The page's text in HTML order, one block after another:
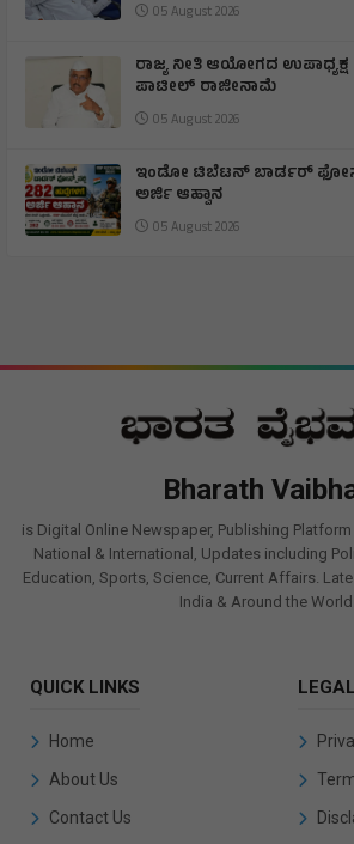
05 August 2026
ರಾಜ್ಯ ನೀತಿ ಆಯೋಗದ ಉಪಾಧ್ಯಕ್ಷ
ಪಾಟೀಲ್ ರಾಜೀನಾಮೆ
05 August 2026
ಇಂಡೋ ಟಿಬೆಟನ್‌ ಬಾರ್ಡರ್‌ ಫೋರ್ಸ್‌
ಅರ್ಜಿ ಆಹ್ವಾನ
05 August 2026
Bharath
is Digital Online Newspaper, Publishing Platform
National & International, Updates including
Education, Sports, Science, Current Affairs.
India & Around the World.
QUICK LINKS
Home
About Us
Contact Us
LEGAL